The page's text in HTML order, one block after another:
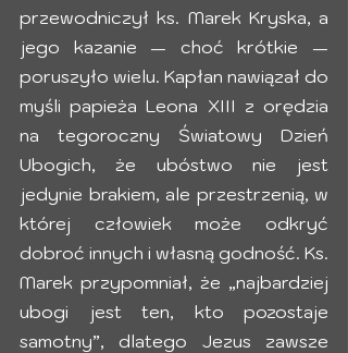
przewodniczył ks. Marek Kryska, a
jego kazanie — choć krótkie —
poruszyło wielu. Kapłan nawiązał do
myśli papieża Leona XIII z orędzia
na tegoroczny Światowy Dzień
Ubogich, że ubóstwo nie jest
jedynie brakiem, ale przestrzenią, w
której człowiek może odkryć
dobroć innych i własną godność. Ks.
Marek przypomniał, że „najbardziej
ubogi jest ten, kto pozostaje
samotny”, dlatego Jezus zawsze